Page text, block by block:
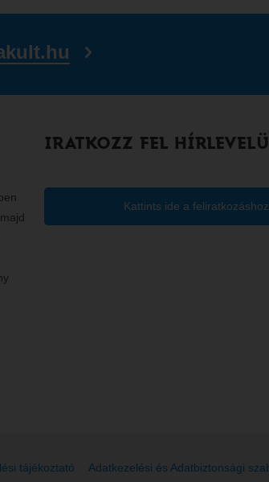
IRATKOZZ FEL
Kattints ide a
tájékoztató Adatkezelési és Adatbiztonsági